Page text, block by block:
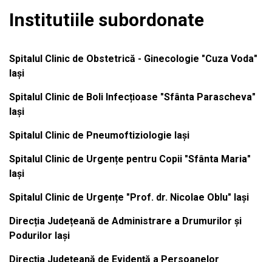
Institutiile subordonate
Spitalul Clinic de Obstetrică - Ginecologie "Cuza Voda"
Iași
Spitalul Clinic de Boli Infecțioase "Sfânta Parascheva"
Iași
Spitalul Clinic de Pneumoftiziologie Iași
Spitalul Clinic de Urgențe pentru Copii "Sfânta Maria"
Iași
Spitalul Clinic de Urgențe "Prof. dr. Nicolae Oblu" Iași
Direcția Județeană de Administrare a Drumurilor și
Podurilor Iași
Direcția Județeană de Evidență a Persoanelor